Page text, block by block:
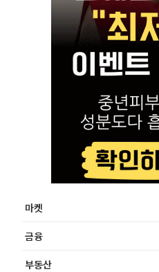
마켓
금융
부동산